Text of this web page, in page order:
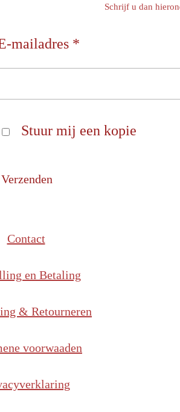
Schrijf u dan
mailadres *
Stuur mij een kopie
Verzenden
Contact
en Betaling
& Retourneren
voorwaaden